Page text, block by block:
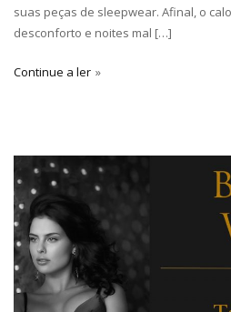
suas peças de sleepwear. Afinal, o
desconforto e noites mal […]
Continue a ler